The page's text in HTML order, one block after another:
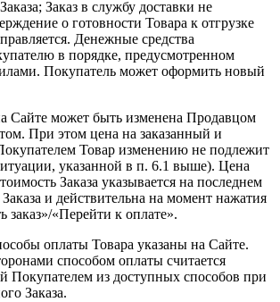
Заказ в службу доставки не
о готовности Товара к отгрузке
Денежные средства
в порядке, предусмотренном
Покупатель может оформить новый
Сайте может быть изменена Продавцом
При этом цена на заказанный и
Товар изменению не подлежит
указанной в п. 6.1 выше). Цена
Заказа указывается на последнем
и действительна на момент нажатия
«Перейти к оплате».
оплаты Товара указаны на Сайте.
способом оплаты считается
Покупателем из доступных способов при
Заказа.